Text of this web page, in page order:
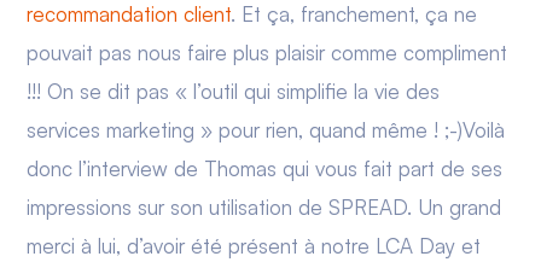
recommandation client. Et ça, franchement, ça ne
pouvait pas nous faire plus plaisir comme compliment
!!! On se dit pas « l’outil qui simplifie la vie des
services marketing » pour rien, quand même ! ;-)Voilà
donc l’interview de Thomas qui vous fait part de ses
impressions sur son utilisation de SPREAD. Un grand
merci à lui, d’avoir été présent à notre LCA Day et